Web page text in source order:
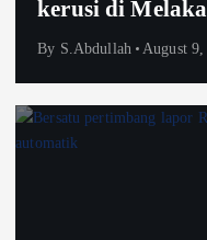
kerusi di Melaka
By S.Abdullah August